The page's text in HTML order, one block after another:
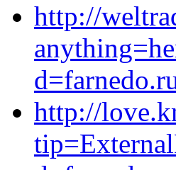
http://
http://